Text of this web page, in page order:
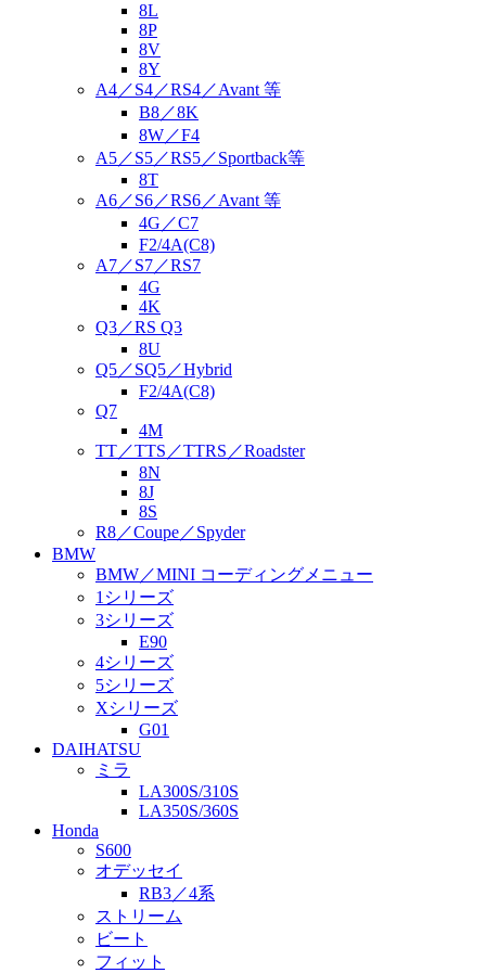
8L
8P
8V
8Y
A4／S4／RS4／Avant 等
B8／8K
8W／F4
A5／S5／RS5／Sportback等
8T
A6／S6／RS6／Avant 等
4G／C7
F2/4A(C8)
A7／S7／RS7
4G
4K
Q3／RS Q3
8U
Q5／SQ5／Hybrid
F2/4A(C8)
Q7
4M
TT／TTS／TTRS／Roadster
8N
8J
8S
R8／Coupe／Spyder
BMW
BMW／MINI コーディングメニュー
1シリーズ
3シリーズ
E90
4シリーズ
5シリーズ
Xシリーズ
G01
DAIHATSU
ミラ
LA300S/310S
LA350S/360S
Honda
S600
オデッセイ
RB3／4系
ストリーム
ビート
フィット